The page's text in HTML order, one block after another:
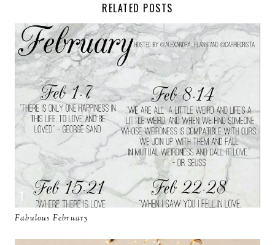
RELATED POSTS
Fabulous February